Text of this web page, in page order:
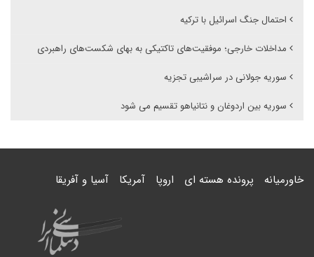
احتمال جنگ اسرائیل با ترکیه
مداخلات خارجی؛ موفقیت‌های تاکتیکی به بهای شکست‌های راهبردی
سوریه جولانی در سراشیبی تجزیه
سوریه بین اردوغان و نتانیاهو تقسیم می شود
خاورمیانه پرونده هسته ای اروپا آمریکا آسیا و آفریقا